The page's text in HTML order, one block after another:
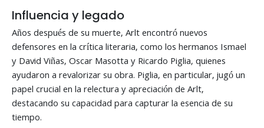
Influencia y legado
Años después de su muerte, Arlt encontró nuevos
defensores en la crítica literaria, como los hermanos Ismael
y David Viñas, Oscar Masotta y Ricardo Piglia, quienes
ayudaron a revalorizar su obra. Piglia, en particular, jugó un
papel crucial en la relectura y apreciación de Arlt,
destacando su capacidad para capturar la esencia de su
tiempo.